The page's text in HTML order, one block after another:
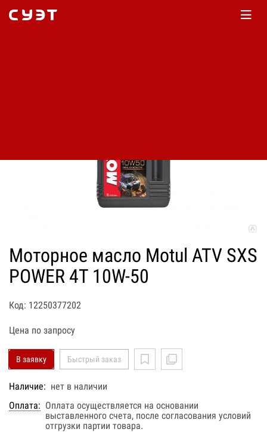
Моторное масло Motul ATV SXS
POWER 4T 10W-50
Код: 12250377202
Цена по запросу
В заявку Быстрый заказ
Наличие: нет в наличии
Оплата: Оплата осуществляется на основании
выставленного счета, после согласования условий
отгрузки партии товара.